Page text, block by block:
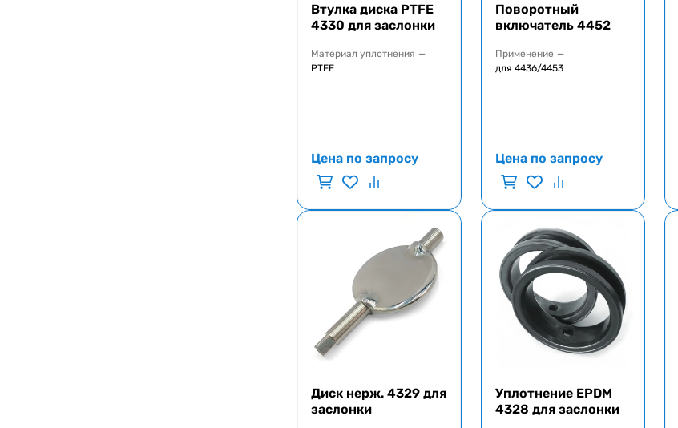
Втулка диска PTFE
4330 для заслонки
Материал уплотнения —
PTFE
Цена по запросу
Поворотный
включатель 4452
Применение —
для 4436/4453
Цена по запросу
Диск нерж. 4329 для
заслонки
Уплотнение EPDM
4328 для заслонки